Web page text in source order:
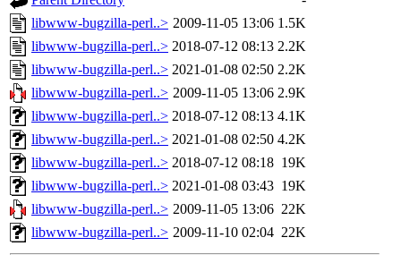
libwww-bugzilla-perl..> 2009-11-05 13:06 1.5K
libwww-bugzilla-perl..> 2018-07-12 08:13 2.2K
libwww-bugzilla-perl..> 2021-01-08 02:50 2.2K
libwww-bugzilla-perl..> 2009-11-05 13:06 2.9K
libwww-bugzilla-perl..> 2018-07-12 08:13 4.1K
libwww-bugzilla-perl..> 2021-01-08 02:50 4.2K
libwww-bugzilla-perl..> 2018-07-12 08:18 19K
libwww-bugzilla-perl..> 2021-01-08 03:43 19K
libwww-bugzilla-perl..> 2009-11-05 13:06 22K
libwww-bugzilla-perl..> 2009-11-10 02:04 22K